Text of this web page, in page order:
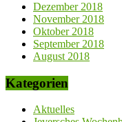
Dezember 2018
November 2018
Oktober 2018
September 2018
August 2018
Kategorien
Aktuelles